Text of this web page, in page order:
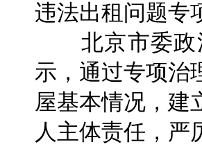
违法出租问题专
北京市委政
示，通过专项治
屋基本情况，建
人主体责任，严